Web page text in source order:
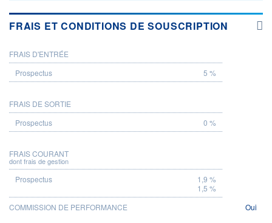
FRAIS ET CONDITIONS DE SOUSCRIPTION
PROSPECTUS
FRAIS D'ENTRÉE
5 %
FRAIS DE SORTIE
0 %
FRAIS COURANT
dont frais de gestion
1,9 %
1,5 %
COMMISSION DE PERFORMANCE
Oui